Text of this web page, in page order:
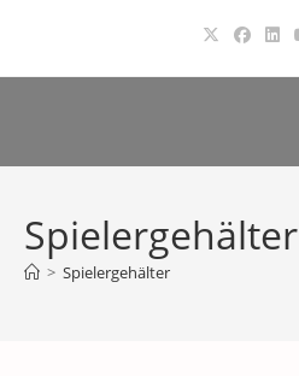
springen
Spielergehälter
> Spielergehälter